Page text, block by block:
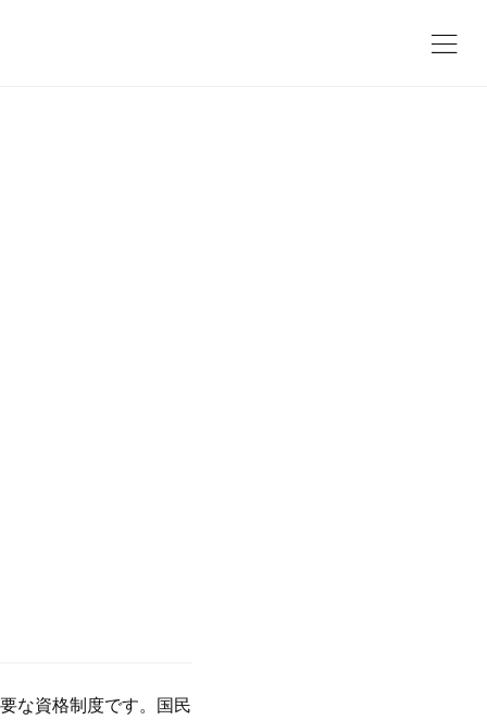
な資格制度です。国民